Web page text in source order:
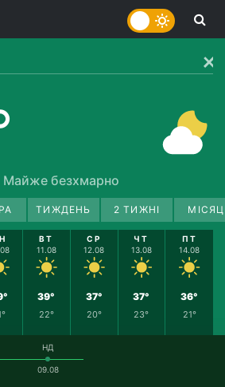
Майже безхмарно
ТИЖДЕНЬ 2 ТИЖНІ
ВТ
11.08
39°
22°
СР
12.08
37°
20°
ЧТ
13.08
37°
23°
ПТ
14.08
36°
21°
НД
09.08